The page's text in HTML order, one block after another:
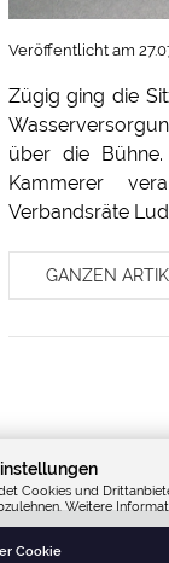
Veröffentlicht am
Zügig ging die
über die Bühne.
Kammerer
Verbandsräte
GANZEN
Cookies und
Weitere
Cookie